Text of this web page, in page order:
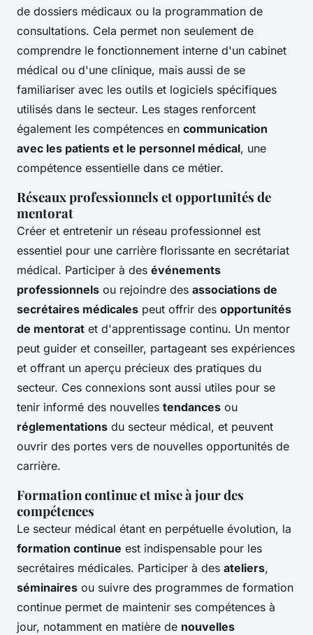
de dossiers médicaux ou la programmation de
consultations. Cela permet non seulement de
comprendre le fonctionnement interne d'un cabinet
médical ou d'une clinique, mais aussi de se
familiariser avec les outils et logiciels spécifiques
utilisés dans le secteur. Les stages renforcent
également les compétences en communication
avec les patients et le personnel médical, une
compétence essentielle dans ce métier.
Réseaux professionnels et opportunités de
mentorat
Créer et entretenir un réseau professionnel est
essentiel pour une carrière florissante en secrétariat
médical. Participer à des événements
professionnels ou rejoindre des associations de
secrétaires médicales peut offrir des opportunités
de mentorat et d'apprentissage continu. Un mentor
peut guider et conseiller, partageant ses expériences
et offrant un aperçu précieux des pratiques du
secteur. Ces connexions sont aussi utiles pour se
tenir informé des nouvelles tendances ou
réglementations du secteur médical, et peuvent
ouvrir des portes vers de nouvelles opportunités de
carrière.
Formation continue et mise à jour des
compétences
Le secteur médical étant en perpétuelle évolution, la
formation continue est indispensable pour les
secrétaires médicales. Participer à des ateliers,
séminaires ou suivre des programmes de formation
continue permet de maintenir ses compétences à
jour, notamment en matière de nouvelles